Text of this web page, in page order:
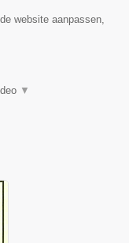
website aanpassen,
▼